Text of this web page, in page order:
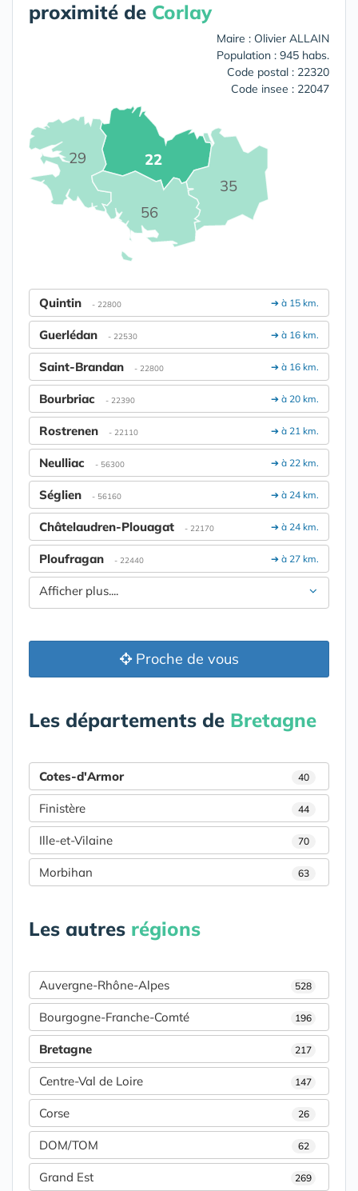
proximité de Corlay
Maire : Olivier ALLAIN
Population : 945 habs.
Code postal : 22320
Code insee : 22047
22
29
35
56
➔ à 15 km.
Quintin - 22800
➔ à 16 km.
Guerlédan - 22530
➔ à 16 km.
Saint-Brandan - 22800
➔ à 20 km.
Bourbriac - 22390
➔ à 21 km.
Rostrenen - 22110
➔ à 22 km.
Neulliac - 56300
➔ à 24 km.
Séglien - 56160
➔ à 24 km.
Châtelaudren-Plouagat - 22170
➔ à 27 km.
Ploufragan - 22440
Afficher plus....
Proche de vous
Les départements de Bretagne
Cotes-d'Armor 40
Finistère 44
Ille-et-Vilaine 70
Morbihan 63
Les autres régions
Auvergne-Rhône-Alpes 528
Bourgogne-Franche-Comté 196
Bretagne 217
Centre-Val de Loire 147
Corse 26
DOM/TOM 62
Grand Est 269